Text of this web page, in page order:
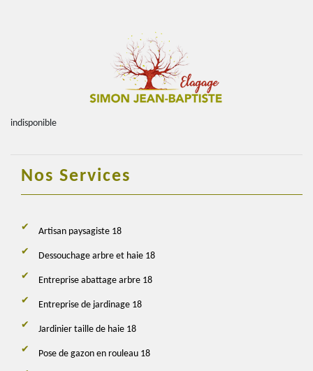
indisponible
Nos Services
Artisan paysagiste 18
Dessouchage arbre et haie 18
Entreprise abattage arbre 18
Entreprise de jardinage 18
Jardinier taille de haie 18
Pose de gazon en rouleau 18